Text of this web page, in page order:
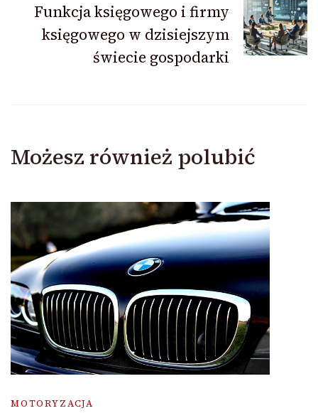
Funkcja księgowego i firmy
księgowego w dzisiejszym
świecie gospodarki
Możesz również polubić
MOTORYZACJA